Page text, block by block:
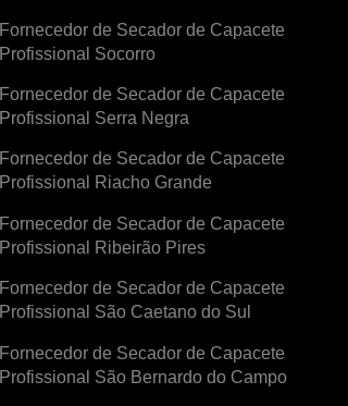
Fornecedor de Secador de Capacete
Profissional Socorro
Fornecedor de Secador de Capacete
Profissional Serra Negra
Fornecedor de Secador de Capacete
Profissional Riacho Grande
Fornecedor de Secador de Capacete
Profissional Ribeirão Pires
Fornecedor de Secador de Capacete
Profissional São Caetano do Sul
Fornecedor de Secador de Capacete
Profissional São Bernardo do Campo